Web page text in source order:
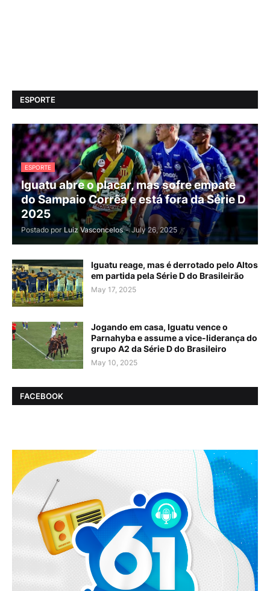
ESPORTE
ESPORTE
Iguatu abre o placar, mas sofre empate
do Sampaio Corrêa e está fora da Série D
2025
Postado por Luiz Vasconcelos - July 26, 2025
Iguatu reage, mas é derrotado pelo Altos
em partida pela Série D do Brasileirão
May 17, 2025
Jogando em casa, Iguatu vence o
Parnahyba e assume a vice-liderança do
grupo A2 da Série D do Brasileiro
May 10, 2025
FACEBOOK